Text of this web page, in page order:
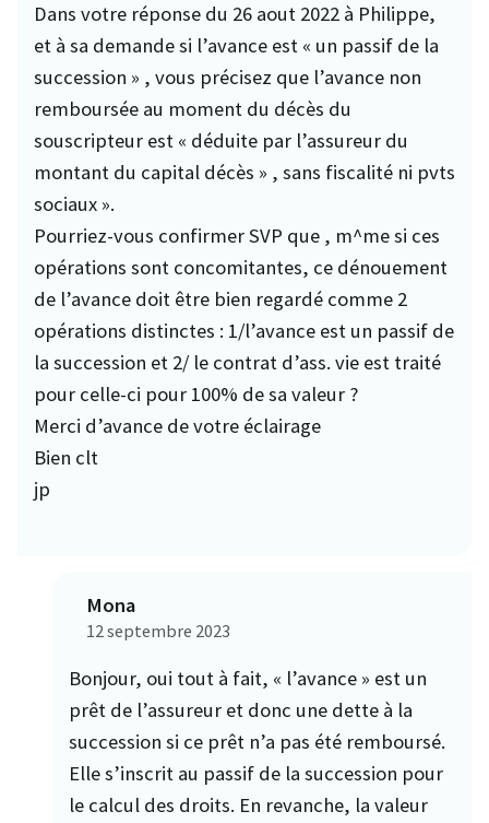
Dans votre réponse du 26 aout 2022 à Philippe,
et à sa demande si l’avance est « un passif de la
succession » , vous précisez que l’avance non
remboursée au moment du décès du
souscripteur est « déduite par l’assureur du
montant du capital décès » , sans fiscalité ni pvts
sociaux ».
Pourriez-vous confirmer SVP que , m^me si ces
opérations sont concomitantes, ce dénouement
de l’avance doit être bien regardé comme 2
opérations distinctes : 1/l’avance est un passif de
la succession et 2/ le contrat d’ass. vie est traité
pour celle-ci pour 100% de sa valeur ?
Merci d’avance de votre éclairage
Bien clt
jp
Mona
12 septembre 2023
Bonjour, oui tout à fait, « l’avance » est un
prêt de l’assureur et donc une dette à la
succession si ce prêt n’a pas été remboursé.
Elle s’inscrit au passif de la succession pour
le calcul des droits. En revanche, la valeur